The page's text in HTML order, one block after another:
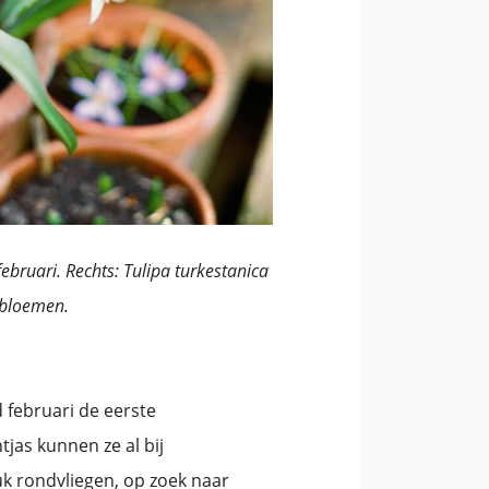
Rechts: Tulipa turkestanica
februari de eerste
kunnen ze al bij
rondvliegen, op zoek naar